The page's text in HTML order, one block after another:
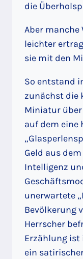
die
Aber manche
leichter
sie mit den
So entstand
zunächst die
Miniatur
auf dem eine
Geld aus
Intelligenz
unerwartete
Bevölkerung
Herrscher
Erzählung ist
ein